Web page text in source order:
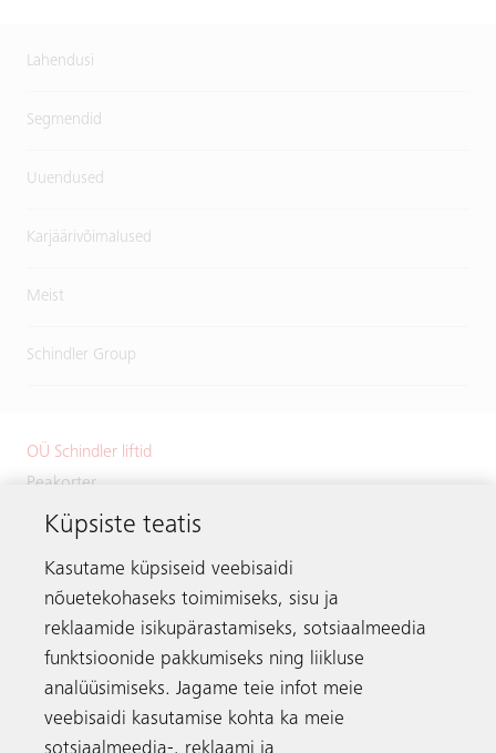
Lahendusi
Segmendid
Uuendused
Karjäärivõimalused
Meist
Schindler Group
OÜ Schindler liftid
Peakorter
Väike-Paala 1
Estonia
Telefon: +372 601 2222
info.ee@schindler.com
Küpsiste teatis
Kasutame küpsiseid veebisaidi
nõuetekohaseks toimimiseks, sisu ja
reklaamide isikupärastamiseks, sotsiaalmeedia
funktsioonide pakkumiseks ning liikluse
analüüsimiseks. Jagame teie infot meie
veebisaidi kasutamise kohta ka meie